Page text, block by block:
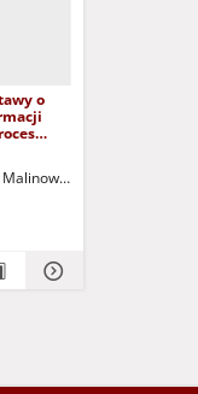
o
and
Malinowski, Zbigniew